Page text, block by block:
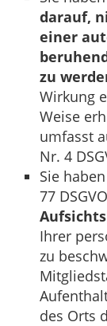
darauf,
einer
zu
Wirkung
Weise
umfasst
Nr. 4
Sie
77
Ihrer
zu
des Orts